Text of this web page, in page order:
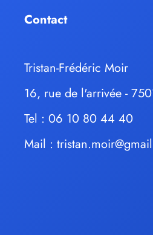
Contact
Tristan-Frédéric Moir
16, rue de l'arrivée -
Tel : 06 10 80 44 40
Mail :